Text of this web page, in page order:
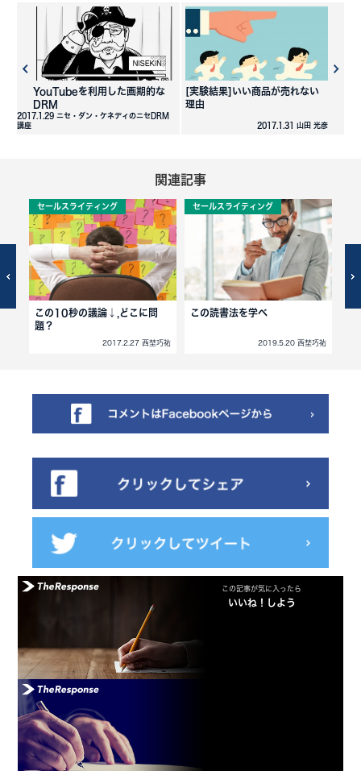
YouTubeを利用した画期的な
DRM
2017.1.29 ニセ・ダン・ケネディのニセDRM
講座
[実験結果]いい商品が売れない
理由
2017.1.31 山田 光彦
関連記事
セールスライティング
この10秒の議論↓,どこに問
題？
2017.2.27 西埜巧祐
セールスライティング
この読書法を学べ
2019.5.20 西埜巧祐
この記事が気に入ったら
いいね！しよう